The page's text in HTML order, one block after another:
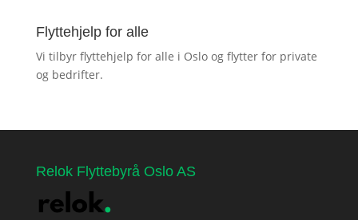
Flyttehjelp for alle
Vi tilbyr flyttehjelp for alle i Oslo og flytter for private
og bedrifter.
Relok Flyttebyrå Oslo AS